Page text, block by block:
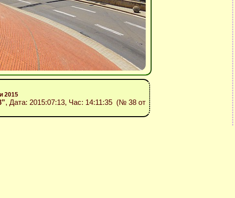
2015
, Дата: 2015:07:13, Час: 14:11:35 (№ 38 от